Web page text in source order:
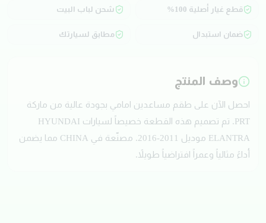
قطع غيار أصلية 100% شحن لباب البيت
ضمان استبدال مطابق لسيارتك
وصف المنتج
احصل الآن على طقم مساعدين امامي بجودة عالية من ماركة
PRT. تم تصميم هذه القطعة خصيصاً لسيارات HYUNDAI
ELANTRA موديل 2011-2016. مصنّعة في CHINA مما يضمن
أداءً مثالياً وعمراً افتراضياً طويلاً.